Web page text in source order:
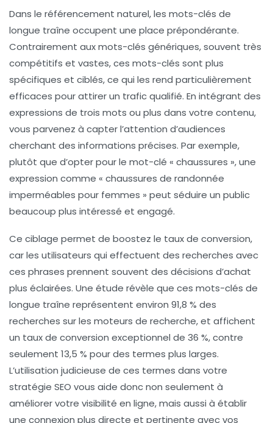
Dans le référencement naturel, les mots-clés de
longue traîne occupent une place prépondérante.
Contrairement auxmots-clés génériques, souvent très
compétitifs et vastes, ces mots-clés sont plus
spécifiques et ciblés, ce qui les rend particulièrement
efficaces pour attirer un trafic qualifié. En intégrant des
expressions de trois mots ou plus dans votre contenu,
vous parvenez à capter l’attention d’audiences
cherchant des informations précises. Par exemple,
plutôt que d’opter pour le mot-clé « chaussures », une
expression comme « chaussures de randonnée
imperméables pour femmes » peut séduire un public
beaucoup plus intéressé et engagé.
Ce ciblage permet de boostez le taux de conversion,
car les utilisateurs qui effectuent des recherches avec
ces phrases prennent souvent des décisions d’achat
plus éclairées. Une étude révèle que ces mots-clés de
longue traîne représentent environ 91,8 % des
recherches sur les moteurs de recherche, et affichent
un taux de conversion exceptionnel de 36 %, contre
seulement 13,5 % pour des termes plus larges.
L’utilisation judicieuse de ces termes dans votre
stratégie SEO vous aide donc non seulement à
améliorer votre visibilité en ligne, mais aussi à établir
une connexion plus directe et pertinente avec vos